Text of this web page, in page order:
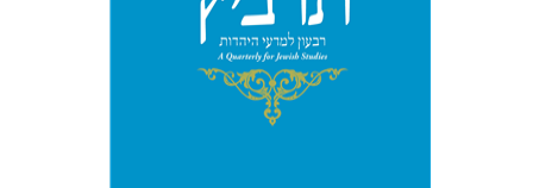
יהונתן גארב מיכאל סיגל